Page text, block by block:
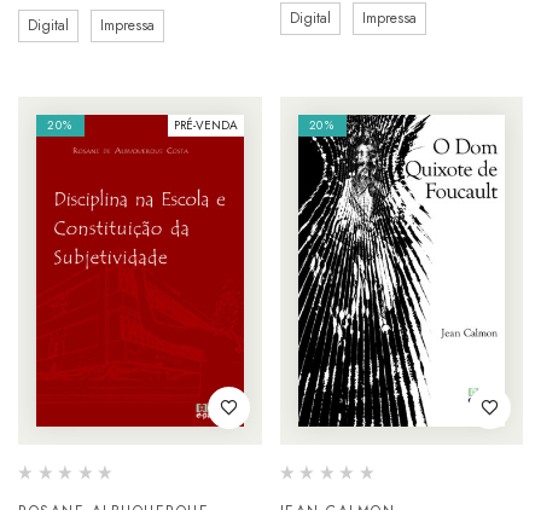
Digital Impressa Digital Impressa
20% PRÉ-VENDA 20%